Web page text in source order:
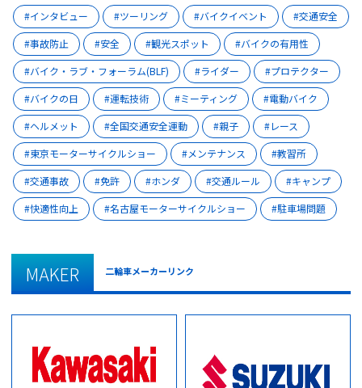
インタビュー ツーリング バイクイベント
交通安全
事故防止
安全 観光スポット
バイクの有用性
バイク・ラブ・フォーラム(BLF)
ライダー
プロテクター
バイクの日
運転技術 ミーティング
電動バイク
ヘルメット
全国交通安全運動 親子
レース
東京モーターサイクルショー
メンテナンス
教習所
交通事故
免許 ホンダ 交通ルール
キャンプ
快適性向上
名古屋モーターサイクルショー 駐車場問題
MAKER 二輪車メーカーリンク